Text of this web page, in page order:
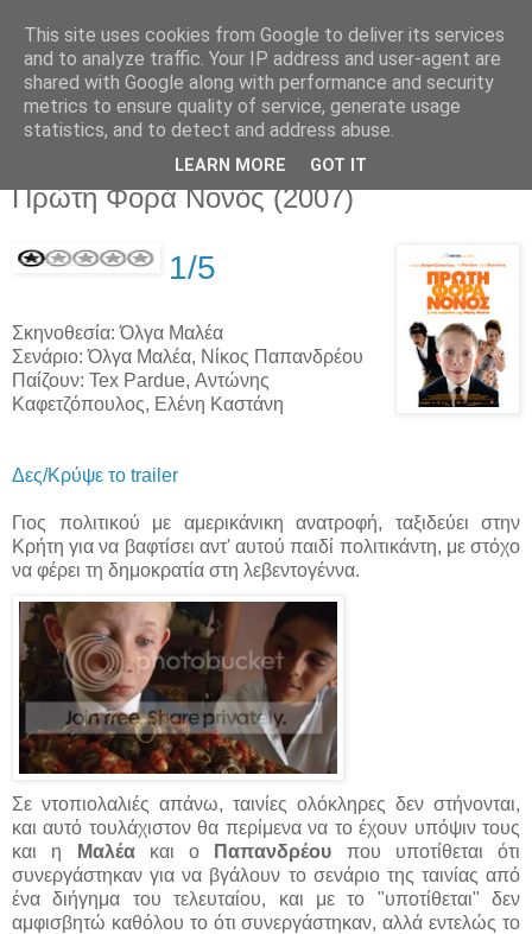
Movies For The Masses
Challenging common sense since 2004
Thursday, October 04, 2007
Πρώτη Φορά Νονός (2007)
1/5
Σκηνοθεσία: Όλγα Μαλέα
Σενάριο: Όλγα Μαλέα, Νίκος Παπανδρέου
Παίζουν: Tex Pardue, Αντώνης
Καφετζόπουλος, Ελένη Καστάνη
Δες/Κρύψε το trailer
Γιος πολιτικού με αμερικάνικη ανατροφή, ταξιδεύει στην
Κρήτη για να βαφτίσει αντ' αυτού παιδί πολιτικάντη, με στόχο
να φέρει τη δημοκρατία στη λεβεντογέννα.
Σε ντοπιολαλιές απάνω, ταινίες ολόκληρες δεν στήνονται,
και αυτό τουλάχιστον θα περίμενα να το έχουν υπόψιν τους
και η
Μαλέα και ο Παπανδρέου που υποτίθεται ότι
συνεργάστηκαν για να βγάλουν το σενάριο της ταινίας από
ένα διήγημα του τελευταίου, και με το "υποτίθεται" δεν
αμφισβητώ καθόλου το ότι συνεργάστηκαν, αλλά εντελώς το
This site uses cookies from Google to deliver its services
and to analyze traffic. Your IP address and user-agent are
shared with Google along with performance and security
metrics to ensure quality of service, generate usage
statistics, and to detect and address abuse.
LEARN MORE GOT IT